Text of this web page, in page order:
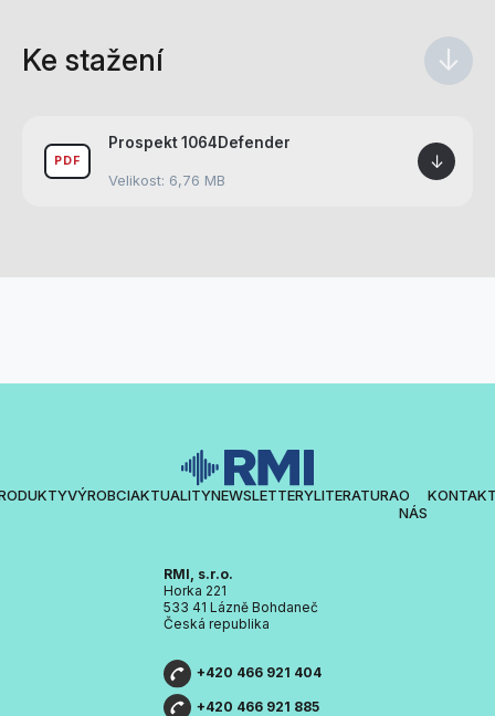
Ke stažení ↓
PDF
Prospekt 1064Defender
Velikost: 6,76 MB
↓
VÝROBCIAKTUALITYNEWSLETTERYLITERATURAO
NÁS
RMI, s.r.o.
Horka 221
533 41 Lázně Bohdaneč
Česká republika
+420 466 921 404
+420 466 921 885